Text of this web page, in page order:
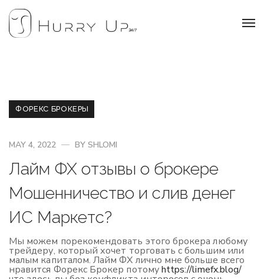
ФОРЕКС БРОКЕРЫ
MAY 4, 2022 BY SHLOMI
Лайм ФХ отзывы о брокере
Мошенничество и слив денег
ИС Маркетс?
Мы можем порекомендовать этого брокера любому
трейдеру, который хочет торговать с большим или
малым капиталом. Лайм ФХ лично мне больше всего
нравится Форекс Брокер потомуhttps://limefx.blog/